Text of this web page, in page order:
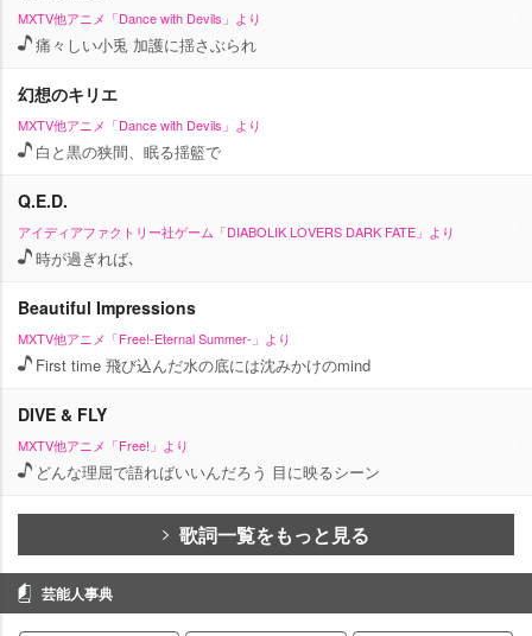
MXTV他アニメ「Dance with Devils」より
痛々しい小兎 加護に揺さぶられ
幻想のキリエ
MXTV他アニメ「Dance with Devils」より
白と黒の狭間、眠る揺籃で
Q.E.D.
アイディアファクトリー社ゲーム「DIABOLIK LOVERS DARK FATE」より
時が過ぎれば､
Beautiful Impressions
MXTV他アニメ「Free!-Eternal Summer-」より
First time 飛び込んだ水の底には沈みかけのmind
DIVE & FLY
MXTV他アニメ「Free!」より
どんな理屈で語ればいいんだろう 目に映るシーン
歌詞一覧をもっと見る
芸能人事典